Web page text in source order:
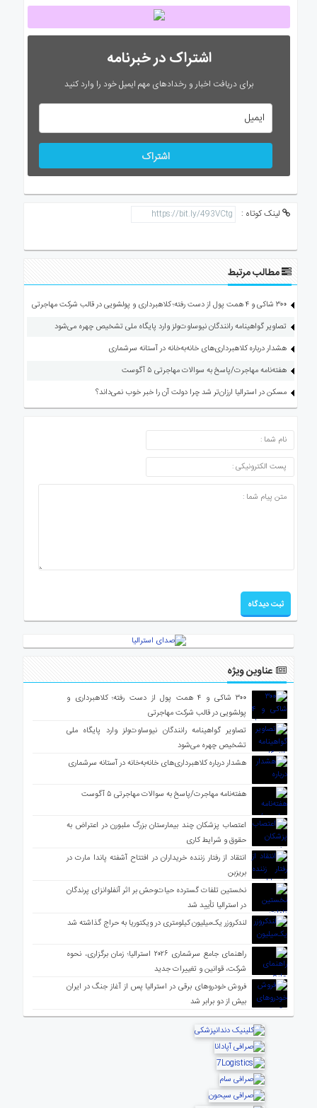
اشتراک در خبرنامه
برای دریافت اخبار و رخدادهای مهم ایمیل خود را وارد کنید
اشتراک
لینک کوتاه :
مطالب مرتبط
۳۰۰ شاکی و ۴ همت پول از دست رفته؛ کلاهبرداری و پولشویی در قالب شرکت مهاجرتی
تصاویر گواهینامه رانندگان نیوساوت‌ولز وارد پایگاه ملی تشخیص چهره می‌شود
هشدار درباره کلاهبرداری‌های خانه‌به‌خانه در آستانه سرشماری
هفته‌نامه مهاجرت/پاسخ به سوالات مهاجرتی ۵ آگوست
مسکن در استرالیا ارزان‌تر شد چرا دولت آن را خبر خوب نمی‌داند؟
ارسال دیدگاه
عناوین ویژه
۳۰۰ شاکی و ۴ همت پول از دست رفته؛ کلاهبرداری و
پولشویی در قالب شرکت مهاجرتی
تصاویر گواهینامه رانندگان نیوساوت‌ولز وارد پایگاه ملی
تشخیص چهره می‌شود
هشدار درباره کلاهبرداری‌های خانه‌به‌خانه در آستانه سرشماری
هفته‌نامه مهاجرت/پاسخ به سوالات مهاجرتی ۵ آگوست
اعتصاب پزشکان چند بیمارستان بزرگ ملبورن در اعتراض به
حقوق و شرایط کاری
انتقاد از رفتار زننده خریداران در افتتاح آشفته پاندا مارت در
بریزبن
نخستین تلفات گسترده حیات‌وحش بر اثر آنفلوانزای پرندگان
در استرالیا تأیید شد
لندکروزر یک‌میلیون کیلومتری در ویکتوریا به حراج گذاشته شد
راهنمای جامع سرشماری ۲۰۲۶ استرالیا؛ زمان برگزاری، نحوه
شرکت، قوانین و تغییرات جدید
فروش خودروهای برقی در استرالیا پس از آغاز جنگ در ایران
بیش از دو برابر شد